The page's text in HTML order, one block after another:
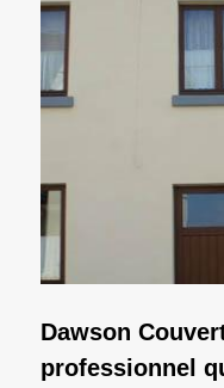
Dawson
professionnel